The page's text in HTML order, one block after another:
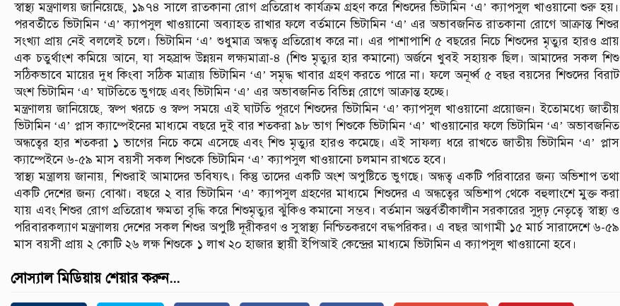
স্বাস্থ্য মন্ত্রণালয় জানিয়েছে, ১৯৭৪ সালে রাতকানা রোগ প্রতিরোধ কার্যক্রম গ্রহণ করে শিশুদের ভিটামিন ‘এ’ ক্যাপসুল খাওয়ানো শুরু হয়।
পরবর্তীতে ভিটামিন ‘এ’ ক্যাপসুল খাওয়ানো অব্যাহত রাখার ফলে বর্তমানে ভিটামিন ‘এ’ এর অভাবজনিত রাতকানা রোগে আক্রান্ত শিশুর
সংখ্যা প্রায় নেই বললেই চলে। ভিটামিন ‘এ’ শুধুমাত্র অন্ধত্ব প্রতিরোধ করে না। এর পাশাপাশি ৫ বছরের নিচে শিশুদের মৃত্যুর হারও প্রায়
এক চতুর্থাংশ কমিয়ে আনে, যা সহস্রাব্দ উন্নয়ন লক্ষ্যমাত্রা-৪ (শিশু মৃত্যুর হার কমানো) অর্জনে খুবই সহায়ক ছিল। আমাদের সকল শিশু
সঠিকভাবে মায়ের দুধ কিংবা সঠিক মাত্রায় ভিটামিন ‘এ’ সমৃদ্ধ খাবার গ্রহণ করতে পারে না। ফলে অনূর্ধ্ব ৫ বছর বয়সের শিশুদের বিরাট
অংশ ভিটামিন ‘এ’ ঘাটতিতে ভুগছে এবং ভিটামিন ‘এ’ এর অভাবজনিত বিভিন্ন রোগে আক্রান্ত হচ্ছে।
মন্ত্রণালয় জানিয়েছে, স্বল্প খরচে ও স্বল্প সময়ে এই ঘাটতি পূরণে শিশুদের ভিটামিন ‘এ’ ক্যাপসুল খাওয়ানো প্রয়োজন। ইতোমধ্যে জাতীয়
ভিটামিন ‘এ’ প্লাস ক্যাম্পেইনের মাধ্যমে বছরে দুই বার শতকরা ৯৮ ভাগ শিশুকে ভিটামিন ‘এ’ খাওয়ানোর ফলে ভিটামিন ‘এ’ অভাবজনিত
অন্ধত্বের হার শতকরা ১ ভাগের নিচে কমে এসেছে এবং শিশু মৃত্যুর হারও কমেছে। এই সাফল্য ধরে রাখতে জাতীয় ভিটামিন ‘এ’ প্লাস
ক্যাম্পেইনে ৬-৫৯ মাস বয়সী সকল শিশুকে ভিটামিন ‘এ’ ক্যাপসুল খাওয়ানো চলমান রাখতে হবে।
স্বাস্থ্য মন্ত্রালয় জানায়, শিশুরাই আমাদের ভবিষ্যৎ। কিন্তু তাদের একটি অংশ অপুষ্টিতে ভুগছে। অন্ধত্ব একটি পরিবারের জন্য অভিশাপ তথা
একটি দেশের জন্য বোঝা। বছরে ২ বার ভিটামিন ‘এ’ ক্যাপসুল গ্রহণের মাধ্যমে শিশুদের এ অন্ধত্বের অভিশাপ থেকে বহুলাংশে মুক্ত করা
যায় এবং শিশুর রোগ প্রতিরোধ ক্ষমতা বৃদ্ধি করে শিশুমৃত্যুর ঝুঁকিও কমানো সম্ভব। বর্তমান অন্তর্বর্তীকালীন সরকারের সুদৃঢ় নেতৃত্বে স্বাস্থ্য ও
পরিবারকল্যাণ মন্ত্রণালয় দেশের সকল শিশুর অপুষ্টি দূরীকরণ ও সুস্বাস্থ্য নিশ্চিতকরণে বদ্ধপরিকর। এ বছর আগামী ১৫ মার্চ সারাদেশে ৬-৫৯
মাস বয়সী প্রায় ২ কোটি ২৬ লক্ষ শিশুকে ১ লাখ ২০ হাজার স্থায়ী ইপিআই কেন্দ্রের মাধ্যমে ভিটামিন এ ক্যাপসুল খাওয়ানো হবে।
সোস্যাল মিডিয়ায় শেয়ার করুন...